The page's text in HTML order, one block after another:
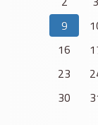
9
16
23
30